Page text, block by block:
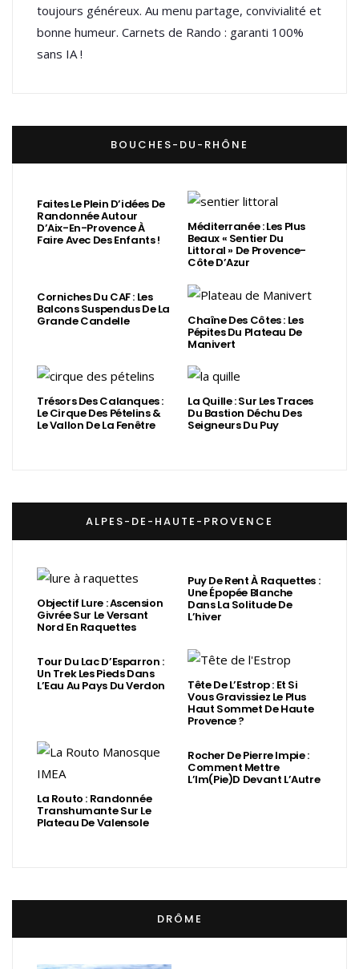
toujours généreux. Au menu partage, convivialité et
bonne humeur. Carnets de Rando : garanti 100%
sans IA !
BOUCHES-DU-RHÔNE
Faites Le Plein D’idées De
Randonnée Autour
D’Aix-En-Provence À
Faire Avec Des Enfants !
Méditerranée : Les Plus
Beaux « Sentier Du
Littoral » De Provence-
Côte D’Azur
Corniches Du CAF : Les
Balcons Suspendus De La
Grande Candelle Chaîne Des Côtes : Les
Pépites Du Plateau De
Manivert
Trésors Des Calanques :
Le Cirque Des Pételins &
Le Vallon De La Fenêtre
La Quille : Sur Les Traces
Du Bastion Déchu Des
Seigneurs Du Puy
ALPES-DE-HAUTE-PROVENCE
Objectif Lure : Ascension
Givrée Sur Le Versant
Nord En Raquettes
Puy De Rent À Raquettes :
Une Épopée Blanche
Dans La Solitude De
L’hiver
Tour Du Lac D’Esparron :
Un Trek Les Pieds Dans
L’Eau Au Pays Du Verdon Tête De L’Estrop : Et Si
Vous Gravissiez Le Plus
Haut Sommet De Haute
Provence ?
La Routo : Randonnée
Transhumante Sur Le
Plateau De Valensole
Rocher De Pierre Impie :
Comment Mettre
L’Im(Pie)d Devant L’Autre
DRÔME